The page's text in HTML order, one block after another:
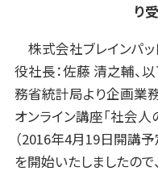
り
株式会社ブレインパッ
役社長：佐藤 清之輔、以
務省統計局より企画業
オンライン講座「社会
（2016年4月19日開講予
を開始いたしましたので